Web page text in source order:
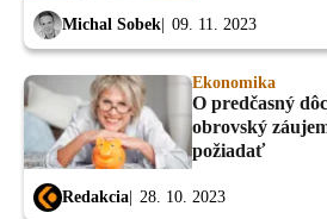
Michal Sobek 09. 11. 2023
Ekonomika
O predčasný
obrovský
požiadať
Redakcia 28. 10. 2023